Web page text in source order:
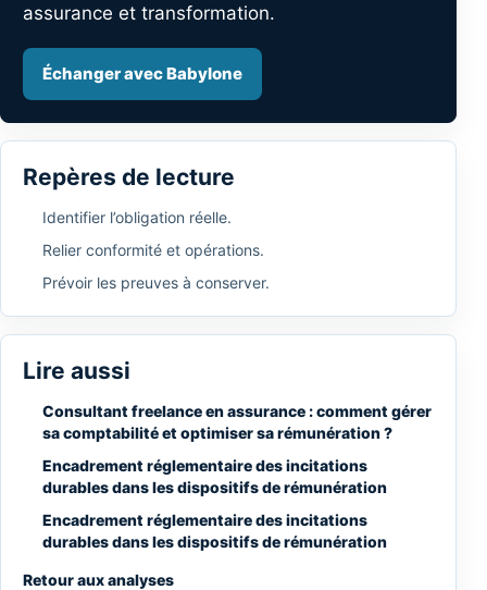
assurance et transformation.
Échanger avec Babylone
Repères de lecture
Identifier l’obligation réelle.
Relier conformité et opérations.
Prévoir les preuves à conserver.
Lire aussi
Consultant freelance en assurance : comment gérer
sa comptabilité et optimiser sa rémunération ?
Encadrement réglementaire des incitations
durables dans les dispositifs de rémunération
Encadrement réglementaire des incitations
durables dans les dispositifs de rémunération
Retour aux analyses